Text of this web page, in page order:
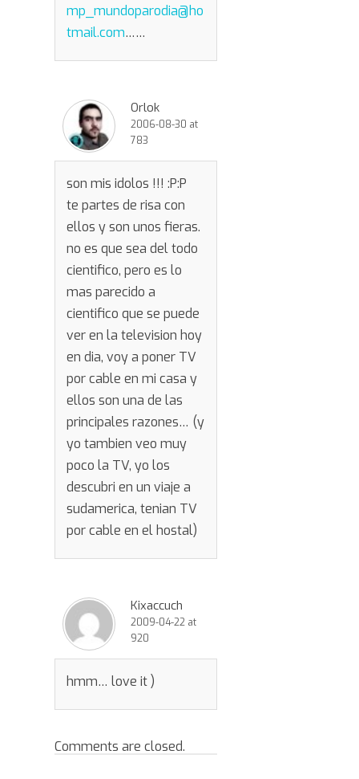
mp_mundoparodia@ho
tmail.com……
Orlok
2006-08-30 at
783
son mis idolos !!! :P:P
te partes de risa con
ellos y son unos fieras.
no es que sea del todo
cientifico, pero es lo
mas parecido a
cientifico que se puede
ver en la television hoy
en dia, voy a poner TV
por cable en mi casa y
ellos son una de las
principales razones… (y
yo tambien veo muy
poco la TV, yo los
descubri en un viaje a
sudamerica, tenian TV
por cable en el hostal)
Kixaccuch
2009-04-22 at
920
hmm… love it )
Comments are closed.